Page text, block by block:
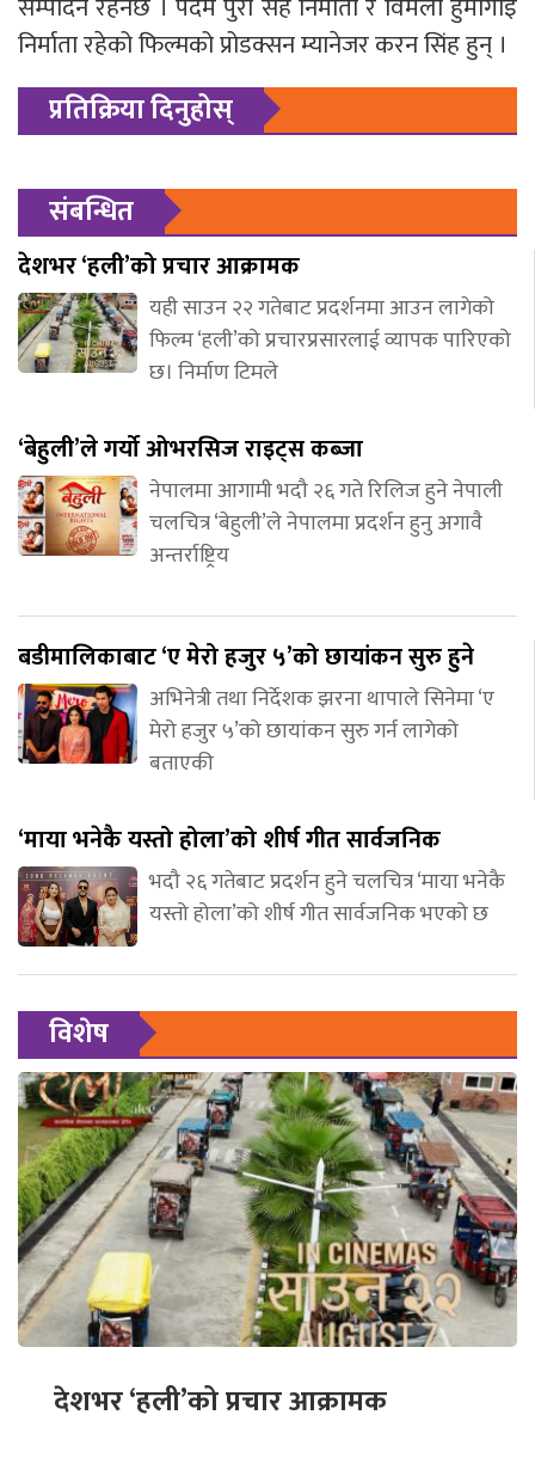
निर्माता रहेको फिल्मको प्रोडक्सन म्यानेजर करन सिंह हुन् ।
प्रतिक्रिया दिनुहोस्
संबन्धित
देशभर ‘हली’को प्रचार आक्रामक
यही साउन २२ गतेबाट प्रदर्शनमा आउन लागेको
फिल्म ‘हली’को प्रचारप्रसारलाई व्यापक पारिएको
छ। निर्माण टिमले
‘बेहुली’ले गर्यो ओभरसिज राइट्स कब्जा
नेपालमा आगामी भदौ २६ गते रिलिज हुने नेपाली
चलचित्र ‘बेहुली’ले नेपालमा प्रदर्शन हुनु अगावै
अन्तर्राष्ट्रिय
बडीमालिकाबाट ‘ए मेरो हजुर ५’को छायांकन सुरु हुने
अभिनेत्री तथा निर्देशक झरना थापाले सिनेमा ‘ए
मेरो हजुर ५’को छायांकन सुरु गर्न लागेको
बताएकी
‘माया भनेकै यस्तो होला’को शीर्ष गीत सार्वजनिक
भदौ २६ गतेबाट प्रदर्शन हुने चलचित्र ‘माया भनेकै
यस्तो होला’को शीर्ष गीत सार्वजनिक भएको छ
विशेष
देशभर ‘हली’को प्रचार आक्रामक